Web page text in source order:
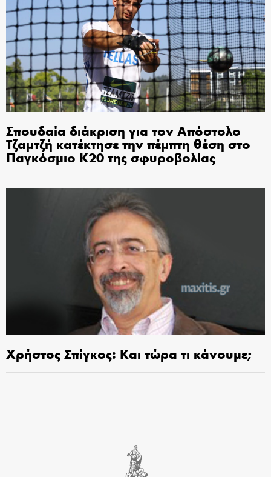
Σπουδαία διάκριση για τον Απόστολο
Τζαμτζή κατέκτησε την πέμπτη θέση στο
Παγκόσμιο Κ20 της σφυροβολίας
Χρήστος Σπίγκος: Και τώρα τι κάνουμε;